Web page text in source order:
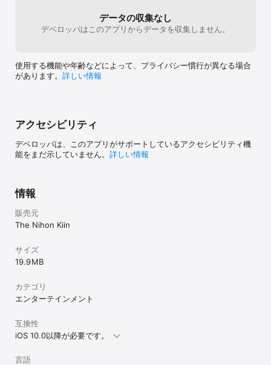
データの収集なし
デベロッパはこのアプリからデータを収集しません。
使用する機能や年齢などによって、プライバシー慣行が異なる場合
があります。 詳しい情報
アクセシビリティ
デベロッパは、このアプリがサポートしているアクセシビリティ機
能をまだ示していません。 詳しい情報
情報
販売元
The Nihon Kiin
サイズ
19.9 MB
カテゴリ
エンターテインメント
互換性
iOS 10.0以降が必要です。
言語